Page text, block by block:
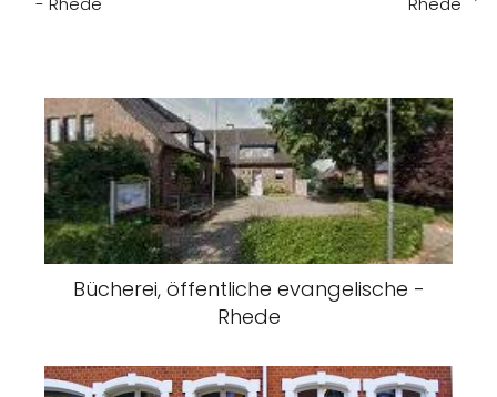
Bücherei, öffentliche evangelische -
Rhede